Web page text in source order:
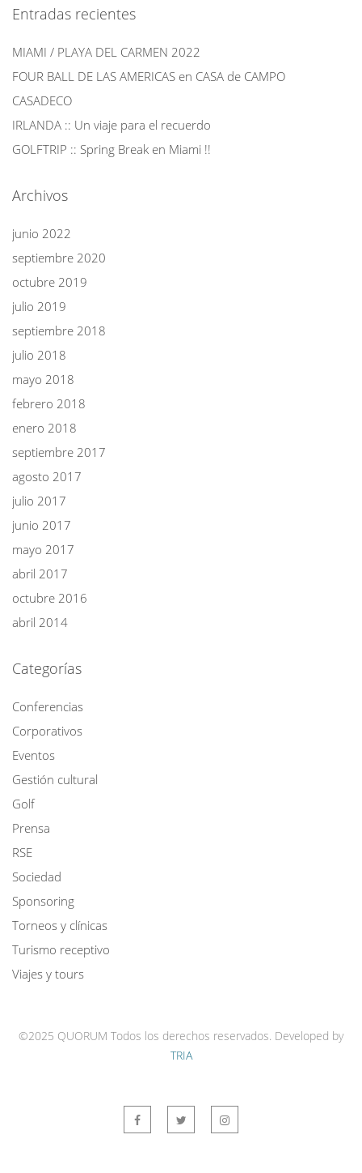
Entradas recientes
MIAMI / PLAYA DEL CARMEN 2022
FOUR BALL DE LAS AMERICAS en CASA de CAMPO
CASADECO
IRLANDA :: Un viaje para el recuerdo
GOLFTRIP :: Spring Break en Miami !!
Archivos
junio 2022
septiembre 2020
octubre 2019
julio 2019
septiembre 2018
julio 2018
mayo 2018
febrero 2018
enero 2018
septiembre 2017
agosto 2017
julio 2017
junio 2017
mayo 2017
abril 2017
octubre 2016
abril 2014
Categorías
Conferencias
Corporativos
Eventos
Gestión cultural
Golf
Prensa
RSE
Sociedad
Sponsoring
Torneos y clínicas
Turismo receptivo
Viajes y tours
©2025 QUORUM Todos los derechos reservados. Developed by
TRIA